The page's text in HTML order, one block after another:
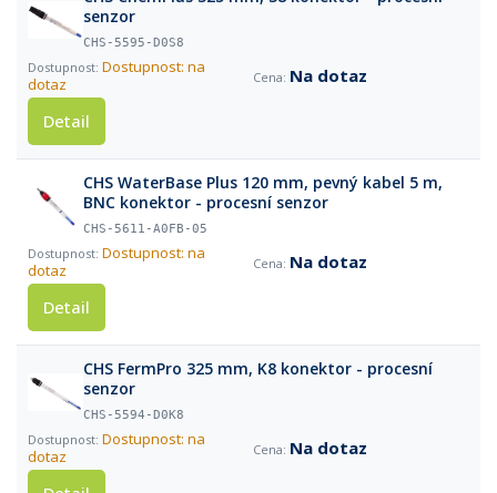
senzor
CHS-5595-D0S8
Dostupnost: na
dotaz
Na dotaz
Detail
CHS WaterBase Plus 120 mm, pevný kabel 5 m,
BNC konektor - procesní senzor
CHS-5611-A0FB-05
Dostupnost: na
dotaz
Na dotaz
Detail
CHS FermPro 325 mm, K8 konektor - procesní
senzor
CHS-5594-D0K8
Dostupnost: na
dotaz
Na dotaz